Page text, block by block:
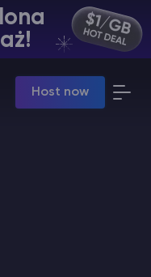
Host now